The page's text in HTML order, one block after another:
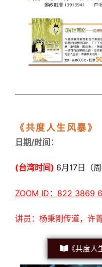
《共度人生风暴》
日期/时间 ：
(台湾时间) 6月17日（
ZOOM ID：822 3869
讲员：杨秉刚传道，许
《共度人